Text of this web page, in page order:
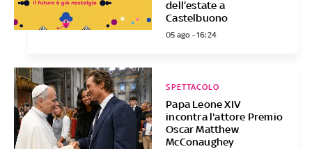
dell’estate a
Castelbuono
05 ago - 16:24
Papa Leone XIV
incontra l'attore Premio
Oscar Matthew
McConaughey
SPETTACOLO